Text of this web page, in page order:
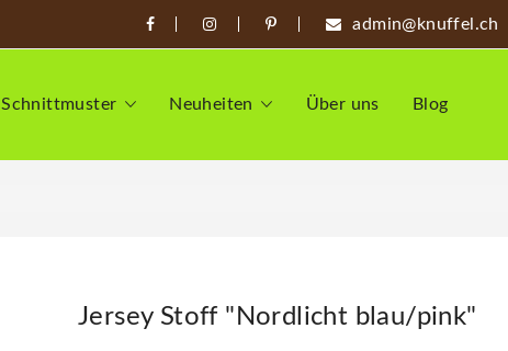
admin@knuffel.ch
Schnittmuster Neuheiten Über uns Blog
Jersey Stoff "Nordlicht blau/pink"